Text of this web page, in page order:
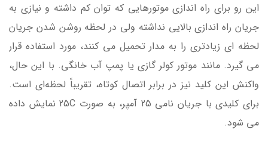
این رو برای راه اندازی موتورهایی که توان کم داشته و نیازی به
جریان راه اندازی بالایی نداشته ولی در لحظه روشن شدن جریان
لحظه ای زیادتری را به مدار تحمیل می کنند، مورد استفاده قرار
می گیرد. مانند موتور کولر گازی یا پمپ آب خانگی. با این حال،
واکنش این کلید نیز‌ در برابر اتصال کوتاه، تقریباً لحظه‌ای است.
برای کلیدی با جریان نامی 25 آمپر، به صورت 25C نمایش داده
می شود.